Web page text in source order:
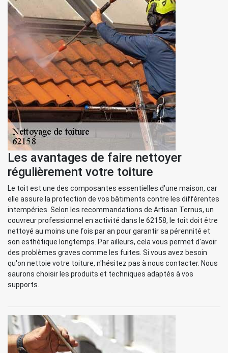
Les avantages de faire nettoyer
régulièrement votre toiture
Le toit est une des composantes essentielles d'une maison, car
elle assure la protection de vos bâtiments contre les différentes
intempéries. Selon les recommandations de Artisan Ternus, un
couvreur professionnel en activité dans le 62158, le toit doit être
nettoyé au moins une fois par an pour garantir sa pérennité et
son esthétique longtemps. Par ailleurs, cela vous permet d'avoir
des problèmes graves comme les fuites. Si vous avez besoin
qu'on nettoie votre toiture, n'hésitez pas à nous contacter. Nous
saurons choisir les produits et techniques adaptés à vos
supports.